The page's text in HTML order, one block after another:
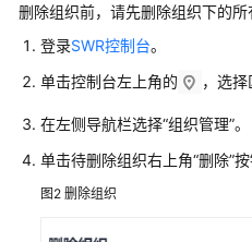
术
语
更
多
档
通
删除组织前，请先删除组织下的所
登录SWR控制台。
单击控制台左上角的
，选择
在左侧导航栏选择“组织管理”。
单击待删除组织右上角“删除”
图2 删除组织